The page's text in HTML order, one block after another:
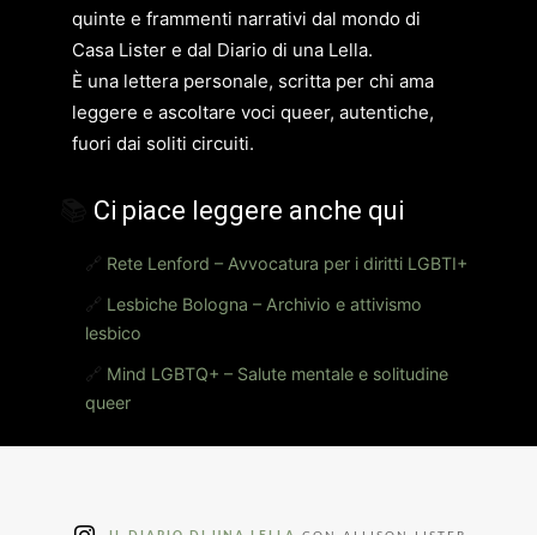
quinte e frammenti narrativi dal mondo di
Casa Lister e dal Diario di una Lella.
È una lettera personale, scritta per chi ama
leggere e ascoltare voci queer, autentiche,
fuori dai soliti circuiti.
Ci piace leggere anche qui
🔗 Rete Lenford – Avvocatura per i diritti LGBTI+
🔗 Lesbiche Bologna – Archivio e attivismo
lesbico
🔗 Mind LGBTQ+ – Salute mentale e solitudine
queer